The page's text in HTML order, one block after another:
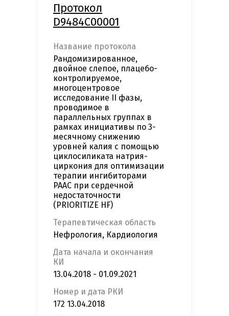
Протокол
D9484C00001
Название протокола
Рандомизированное,
двойное слепое, плацебо-
контролируемое,
многоцентровое
исследование II фазы,
проводимое в
параллельных группах в
рамках инициативы по 3-
месячному снижению
уровней калия с помощью
циклосиликата натрия-
циркония для оптимизации
терапии ингибиторами
РААС при сердечной
недостаточности
(PRIORITIZE HF)
Терапевтическая область
Нефрология, Кардиология
Дата начала и окончания
КИ
13.04.2018 - 01.09.2021
Номер и дата РКИ
172 13.04.2018